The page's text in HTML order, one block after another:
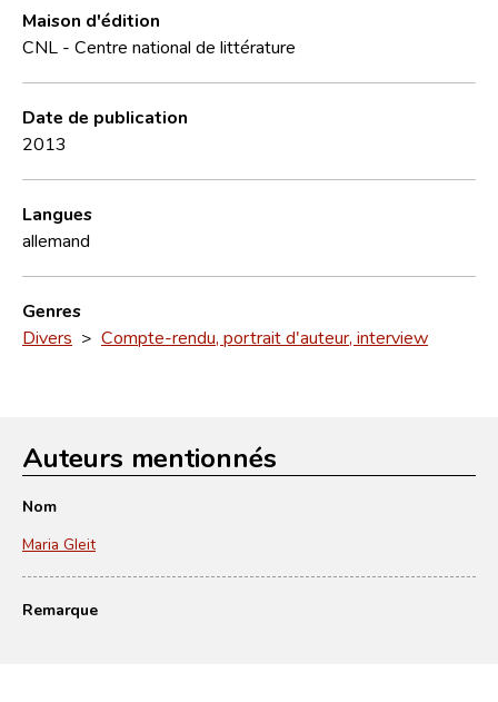
Maison d'édition
CNL - Centre national de littérature
Date de publication
2013
Langues
allemand
Genres
Divers > Compte-rendu, portrait d'auteur, interview
Auteurs mentionnés
Nom
Maria Gleit
Remarque